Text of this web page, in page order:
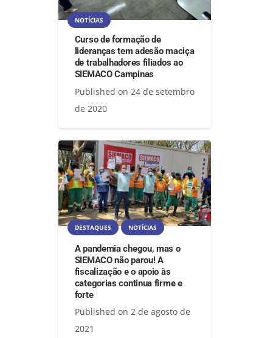
NOTÍCIAS
Curso de formação de
lideranças tem adesão maciça
de trabalhadores filiados ao
SIEMACO Campinas
Published on 24 de setembro
de 2020
DESTAQUES NOTÍCIAS
A pandemia chegou, mas o
SIEMACO não parou! A
fiscalização e o apoio às
categorias continua firme e
forte
Published on 2 de agosto de
2021